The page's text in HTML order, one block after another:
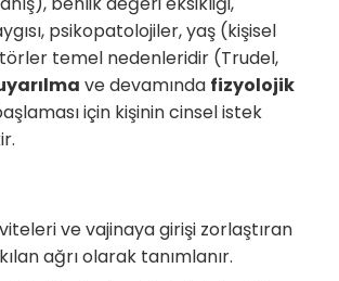
psikopatolojiler, yaş (kişisel
temel nedenleridir (Trudel,
ve devamında fizyolojik
için kişinin cinsel istek
ve vajinaya girişi zorlaştıran
ağrı olarak tanımlanır.